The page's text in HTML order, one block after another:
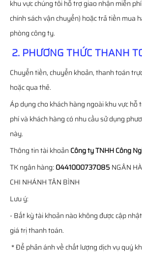
khu vực chúng tôi hỗ trợ giao nhận miễn
chính sách vận chuyển) hoặc trả tiền mua
phòng công ty.
2. PHƯƠNG THỨC THANH
Chuyển tiền, chuyển khoản, thanh toán
hoặc qua thẻ.
Áp dụng cho khách hàng ngoài khu vực hỗ
phí và khách hàng có nhu cầu sử dụng
này.
Thông tin tài khoảnCông ty TNHH Công
TK ngân hàng: 0441000737085NGÂN
CHI NHÁNH TÂN BÌNH
Lưu ý:
- Bất kỳ tài khoản nào không được cập
giá trị thanh toán.
* Để phản ánh về chất lượng dịch vụ quý